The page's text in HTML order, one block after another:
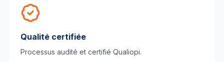
Qualité certifiée
Processus audité et certifié Qualiopi.